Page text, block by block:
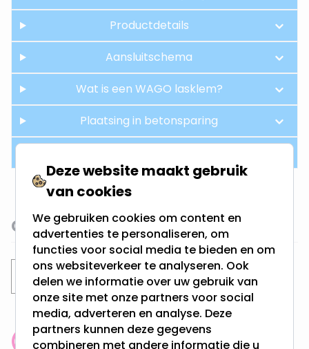
Productdetails
Aansluitschema
Wat is een WAGO lasklem?
Plaatsing in betonsparing
Gerelateerde categorieën
Inbouwspots Philips Hue inbouwspots
Deze website maakt gebruik
van cookies
We gebruiken cookies om content en
advertenties te personaliseren, om
functies voor social media te bieden en om
ons websiteverkeer te analyseren. Ook
delen we informatie over uw gebruik van
onze site met onze partners voor social
media, adverteren en analyse. Deze
partners kunnen deze gegevens
combineren met andere informatie die u